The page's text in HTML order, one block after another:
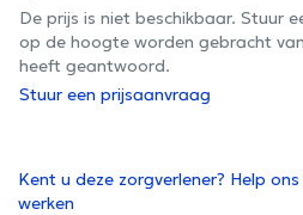
De prijs is niet beschikbaar. Stuur
op de hoogte worden gebracht
heeft geantwoord.
Stuur een prijsaanvraag
Kent u deze zorgverlener? Help
werken